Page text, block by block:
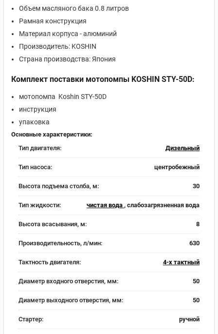
Объем масляного бака 0.8 литров
Рамная конструкция
Материал корпуса - алюминий
Производитель: KOSHIN
Страна производства: Япония
Комплект поставки мотопомпы KOSHIN STY-50D:
мотопомпа Koshin STY-50D
инструкция
упаковка
Основные характеристики:
Тип двигателя:
Дизельный
Тип насоса: центробежный
Высота подъема столба, м: 30
Тип жидкости: чистая вода , слабозагрязненная вода
Высота всасывания, м: 8
Производительность, л/мин: 630
Тактность двигателя: 4-х тактный
Диаметр входного отверстия, мм: 50
Диаметр выходного отверстия, мм: 50
Стартер: ручной